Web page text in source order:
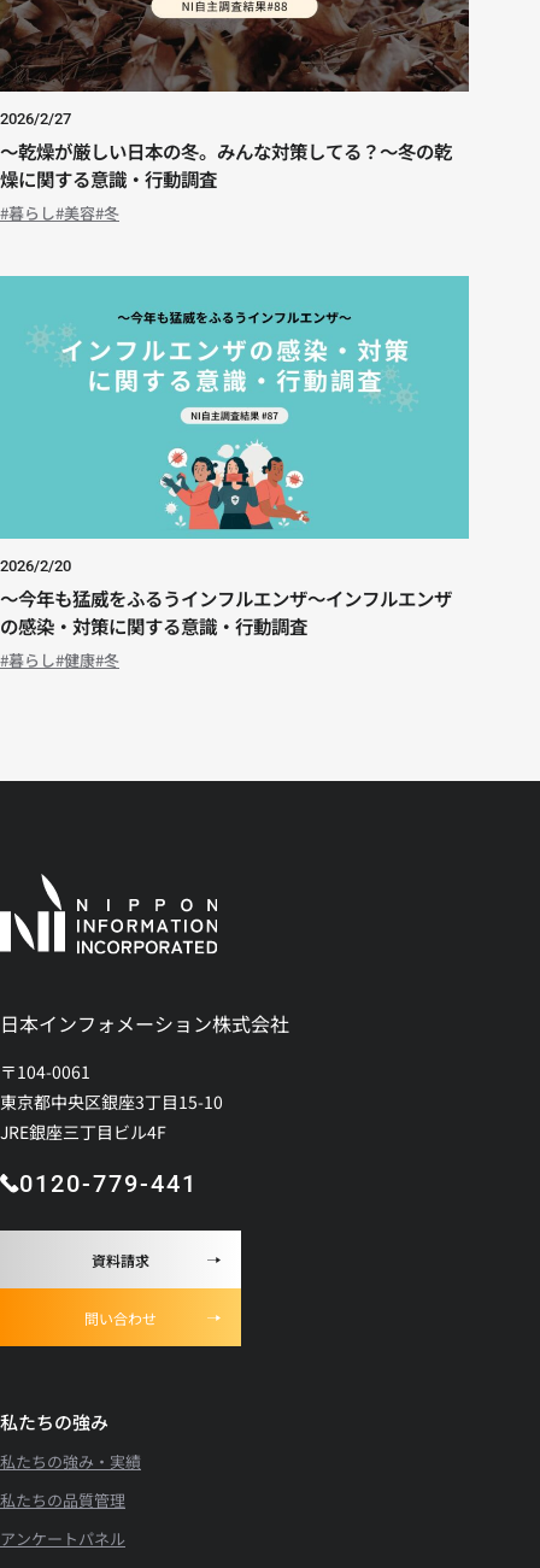
2026/2/27
～乾燥が厳しい日本の冬。みんな対策してる？～冬の乾
燥に関する意識・行動調査
暮らし 美容 冬
2026/2/20
～今年も猛威をふるうインフルエンザ～インフルエンザ
の感染・対策に関する意識・行動調査
暮らし 健康 冬
日本インフォメーション株式会社
〒104-0061
東京都中央区銀座3丁目15-10
JRE銀座三丁目ビル4F
0120-779-441
資料請求
問い合わせ
私たちの強み
私たちの強み・実績
私たちの品質管理
アンケートパネル